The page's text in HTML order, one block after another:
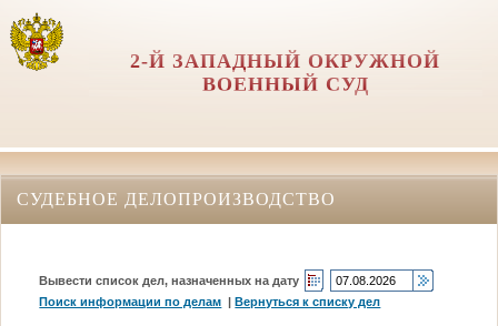
2-Й ЗАПАДНЫЙ ОКРУЖНОЙ
ВОЕННЫЙ СУД
СУДЕБНОЕ ДЕЛОПРОИЗВОДСТВО
Вывести список дел, назначенных на дату
Поиск информации по делам |Вернуться к списку дел